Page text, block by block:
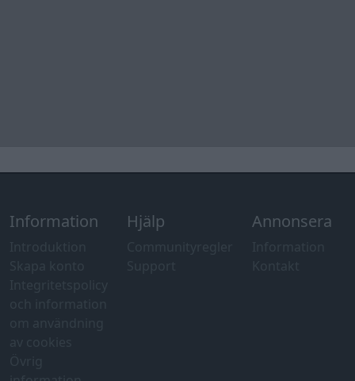
Information Hjälp Annonsera